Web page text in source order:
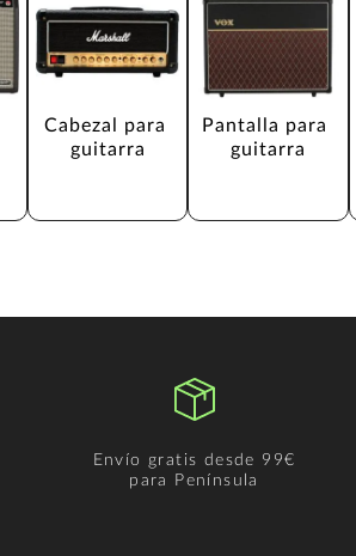
Cabezal para
guitarra
Pantalla para
guitarra
Envío gratis desde 99€
para Península